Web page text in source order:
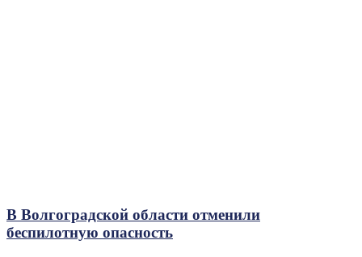
В Волгоградской области отменили
беспилотную опасность